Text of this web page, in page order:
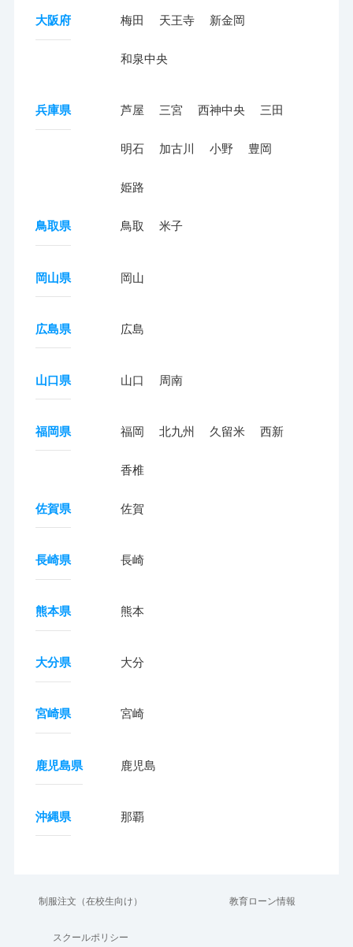
大阪府 梅田 天王寺 新金岡
和泉中央
兵庫県 芦屋 三宮 西神中央 三田
明石 加古川 小野 豊岡
姫路
鳥取県 鳥取 米子
岡山県 岡山
広島県 広島
山口県 山口 周南
福岡県 福岡 北九州 久留米 西新
香椎
佐賀県 佐賀
長崎県 長崎
熊本県 熊本
大分県 大分
宮崎県 宮崎
鹿児島県 鹿児島
沖縄県 那覇
制服注文（在校生向け） 教育ローン情報
スクールポリシー